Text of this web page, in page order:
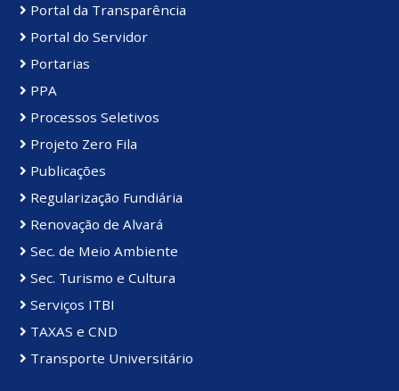
Portal da Transparência
Portal do Servidor
Portarias
PPA
Processos Seletivos
Projeto Zero Fila
Publicações
Regularização Fundiária
Renovação de Alvará
Sec. de Meio Ambiente
Sec. Turismo e Cultura
Serviços ITBI
TAXAS e CND
Transporte Universitário